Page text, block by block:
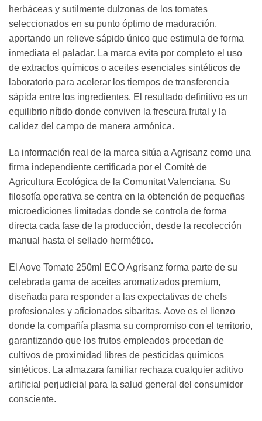
herbáceas y sutilmente dulzonas de los tomates
seleccionados en su punto óptimo de maduración,
aportando un relieve sápido único que estimula de forma
inmediata el paladar. La marca evita por completo el uso
de extractos químicos o aceites esenciales sintéticos de
laboratorio para acelerar los tiempos de transferencia
sápida entre los ingredientes. El resultado definitivo es un
equilibrio nítido donde conviven la frescura frutal y la
calidez del campo de manera armónica.
La información real de la marca sitúa a Agrisanz como una
firma independiente certificada por el Comité de
Agricultura Ecológica de la Comunitat Valenciana. Su
filosofía operativa se centra en la obtención de pequeñas
microediciones limitadas donde se controla de forma
directa cada fase de la producción, desde la recolección
manual hasta el sellado hermético.
El Aove Tomate 250ml ECO Agrisanz forma parte de su
celebrada gama de aceites aromatizados premium,
diseñada para responder a las expectativas de chefs
profesionales y aficionados sibaritas. Aove es el lienzo
donde la compañía plasma su compromiso con el territorio,
garantizando que los frutos empleados procedan de
cultivos de proximidad libres de pesticidas químicos
sintéticos. La almazara familiar rechaza cualquier aditivo
artificial perjudicial para la salud general del consumidor
consciente.